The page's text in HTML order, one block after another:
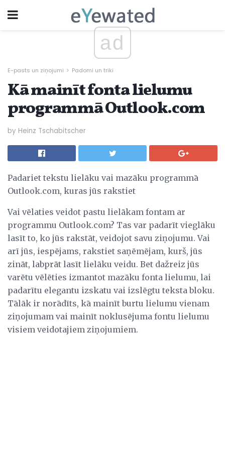
ad
E-pasts un ziņojumi Padomi un triki
Kā mainīt fonta lielumu
programmā Outlook.com
by Heinz Tschabitscher
Padariet tekstu lielāku vai mazāku programmā
Outlook.com, kuras jūs rakstiet
Vai vēlaties veidot pastu lielākam fontam ar
programmu Outlook.com? Tas var padarīt vieglāku
lasīt to, ko jūs rakstāt, veidojot savu ziņojumu. Vai
arī jūs, iespējams, rakstiet saņēmējam, kurš, jūs
zināt, labprāt lasīt lielāku veidu. Bet dažreiz jūs
varētu vēlēties izmantot mazāku fonta lielumu, lai
padarītu elegantu izskatu vai izslēgtu teksta bloku.
Tālāk ir norādīts, kā mainīt burtu lielumu vienam
ziņojumam vai mainīt noklusējuma fontu lielumu
visiem veidotajiem ziņojumiem.